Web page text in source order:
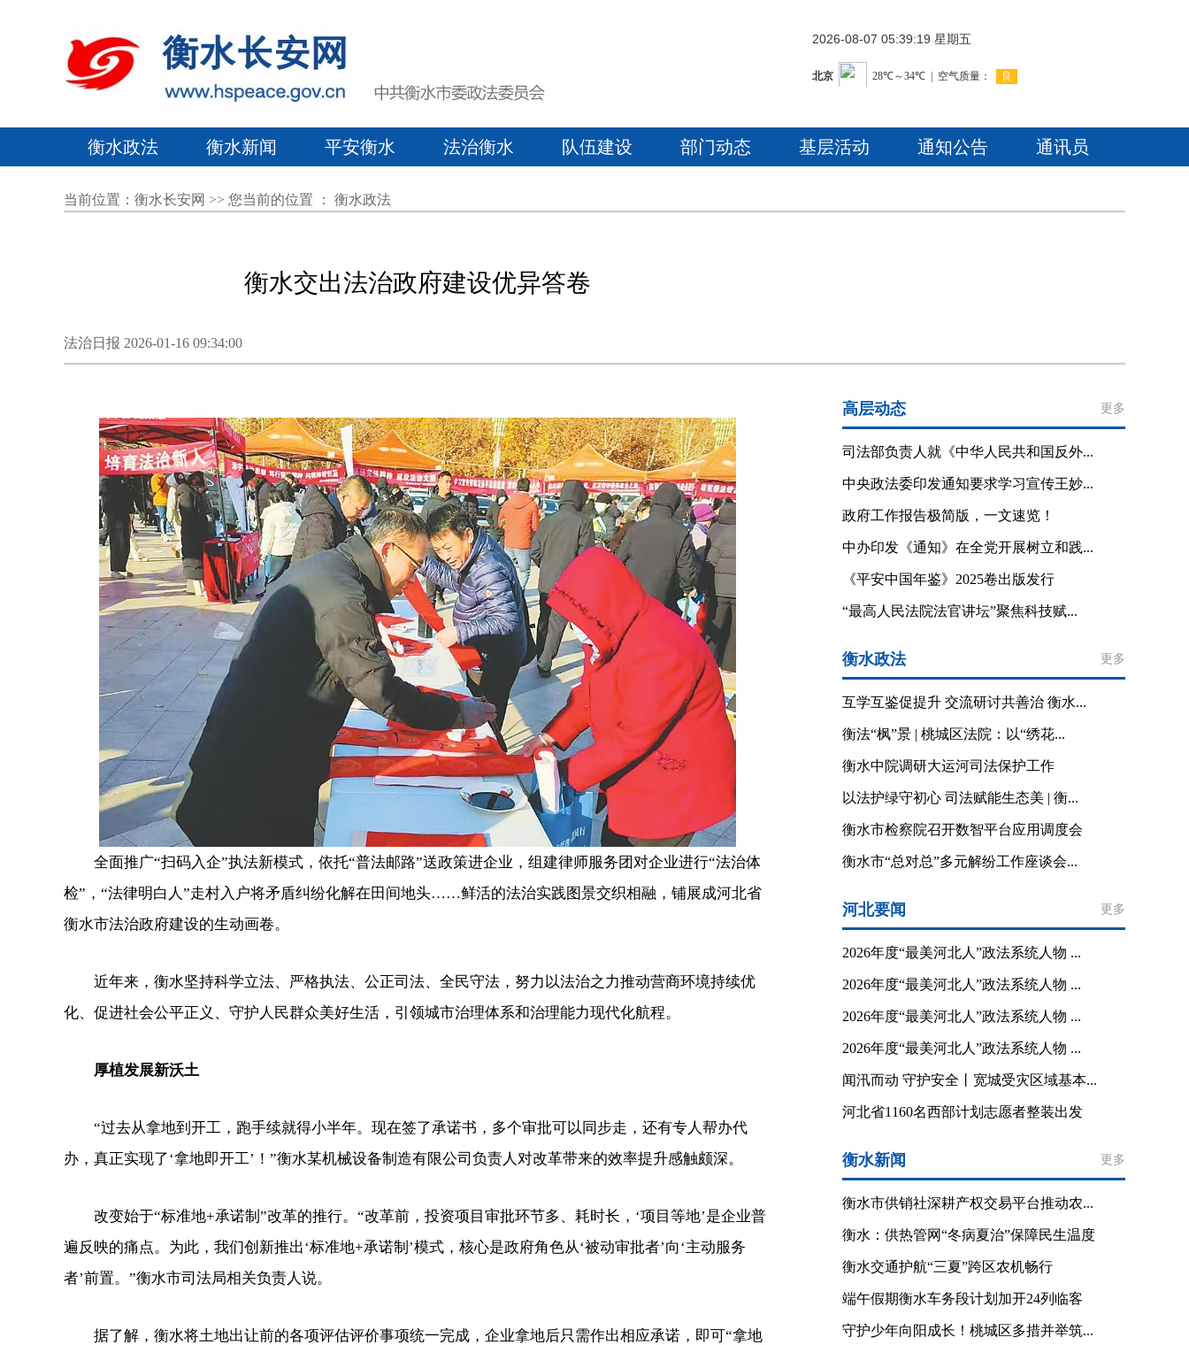
2026-08-07 05:39:20 星期五
衡水政法 衡水新闻 平安衡水 法治衡水 队伍建设 部门动态 基层活动 通知公告 通讯员
当前位置： 衡水长安网 >> 您当前的位置 ： 衡水政法
衡水交出法治政府建设优异答卷
法治日报 2026-01-16 09:34:00
全面推广“扫码入企”执法新模式，依托“普法邮路”送政策进企业，组建律师服务团对企业进行“法治体
检”，“法律明白人”走村入户将矛盾纠纷化解在田间地头……鲜活的法治实践图景交织相融，铺展成河北省
衡水市法治政府建设的生动画卷。
近年来，衡水坚持科学立法、严格执法、公正司法、全民守法，努力以法治之力推动营商环境持续优
化、促进社会公平正义、守护人民群众美好生活，引领城市治理体系和治理能力现代化航程。
厚植发展新沃土
“过去从拿地到开工，跑手续就得小半年。现在签了承诺书，多个审批可以同步走，还有专人帮办代
办，真正实现了‘拿地即开工’！”衡水某机械设备制造有限公司负责人对改革带来的效率提升感触颇深。
改变始于“标准地+承诺制”改革的推行。“改革前，投资项目审批环节多、耗时长，‘项目等地’是企业普
遍反映的痛点。为此，我们创新推出‘标准地+承诺制’模式，核心是政府角色从‘被动审批者’向‘主动服务
者’前置。”衡水市司法局相关负责人说。
据了解，衡水将土地出让前的各项评估评价事项统一完成，企业拿地后只需作出相应承诺，即可“拿地
高层动态 更多
司法部负责人就《中华人民共和国反外...
中央政法委印发通知要求学习宣传王妙...
政府工作报告极简版，一文速览！
中办印发《通知》在全党开展树立和践...
《平安中国年鉴》2025卷出版发行
“最高人民法院法官讲坛”聚焦科技赋...
衡水政法 更多
互学互鉴促提升 交流研讨共善治 衡水...
衡法“枫”景 | 桃城区法院：以“绣花...
衡水中院调研大运河司法保护工作
以法护绿守初心 司法赋能生态美 | 衡...
衡水市检察院召开数智平台应用调度会
衡水市“总对总”多元解纷工作座谈会...
河北要闻 更多
2026年度“最美河北人”政法系统人物 ...
2026年度“最美河北人”政法系统人物 ...
2026年度“最美河北人”政法系统人物 ...
2026年度“最美河北人”政法系统人物 ...
闻汛而动 守护安全丨宽城受灾区域基本...
河北省1160名西部计划志愿者整装出发
衡水新闻 更多
衡水市供销社深耕产权交易平台推动农...
衡水：供热管网“冬病夏治”保障民生温度
衡水交通护航“三夏”跨区农机畅行
端午假期衡水车务段计划加开24列临客
守护少年向阳成长！桃城区多措并举筑...